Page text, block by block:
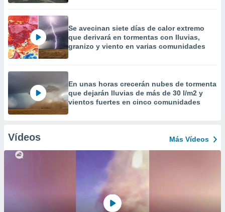
Se avecinan siete días de calor extremo
que derivará en tormentas con lluvias,
granizo y viento en varias comunidades
En unas horas crecerán nubes de tormenta
que dejarán lluvias de más de 30 l/m2 y
vientos fuertes en cinco comunidades
Vídeos Más Vídeos